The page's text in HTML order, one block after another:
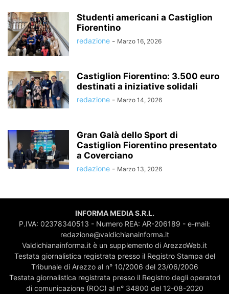
Studenti americani a Castiglion
Fiorentino
redazione - Marzo 16, 2026
Castiglion Fiorentino: 3.500 euro
destinati a iniziative solidali
redazione - Marzo 14, 2026
Gran Galà dello Sport di
Castiglion Fiorentino presentato
a Coverciano
redazione - Marzo 13, 2026
INFORMA MEDIA S.R.L.
P.IVA: 02378340513 - Numero REA: AR-206189 - e-mail:
redazione@valdichianainforma.it
Valdichianainforma.it è un supplemento di ArezzoWeb.it
Testata giornalistica registrata presso il Registro Stampa del
Tribunale di Arezzo al n° 10/2006 del 23/06/2006
Testata giornalistica registrata presso il Registro degli operatori
di comunicazione (ROC) al n° 34800 del 12-08-2020